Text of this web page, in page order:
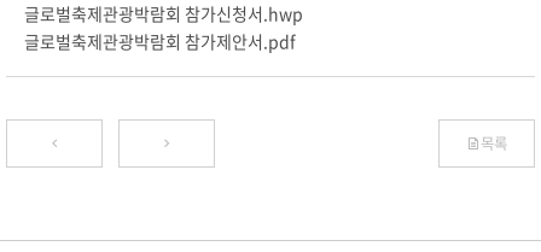
글로벌축제관광박람회 참가신청서.hwp
글로벌축제관광박람회 참가제안서.pdf
목록